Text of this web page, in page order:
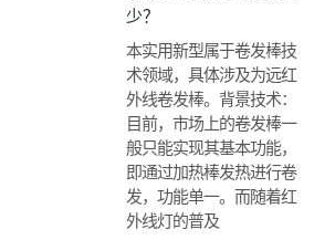
少？
本实用新型属于卷发棒技
术领域，具体涉及为远红
外线卷发棒。背景技术：
目前，市场上的卷发棒一
般只能实现其基本功能，
即通过加热棒发热进行卷
发，功能单一。而随着红
外线灯的普及